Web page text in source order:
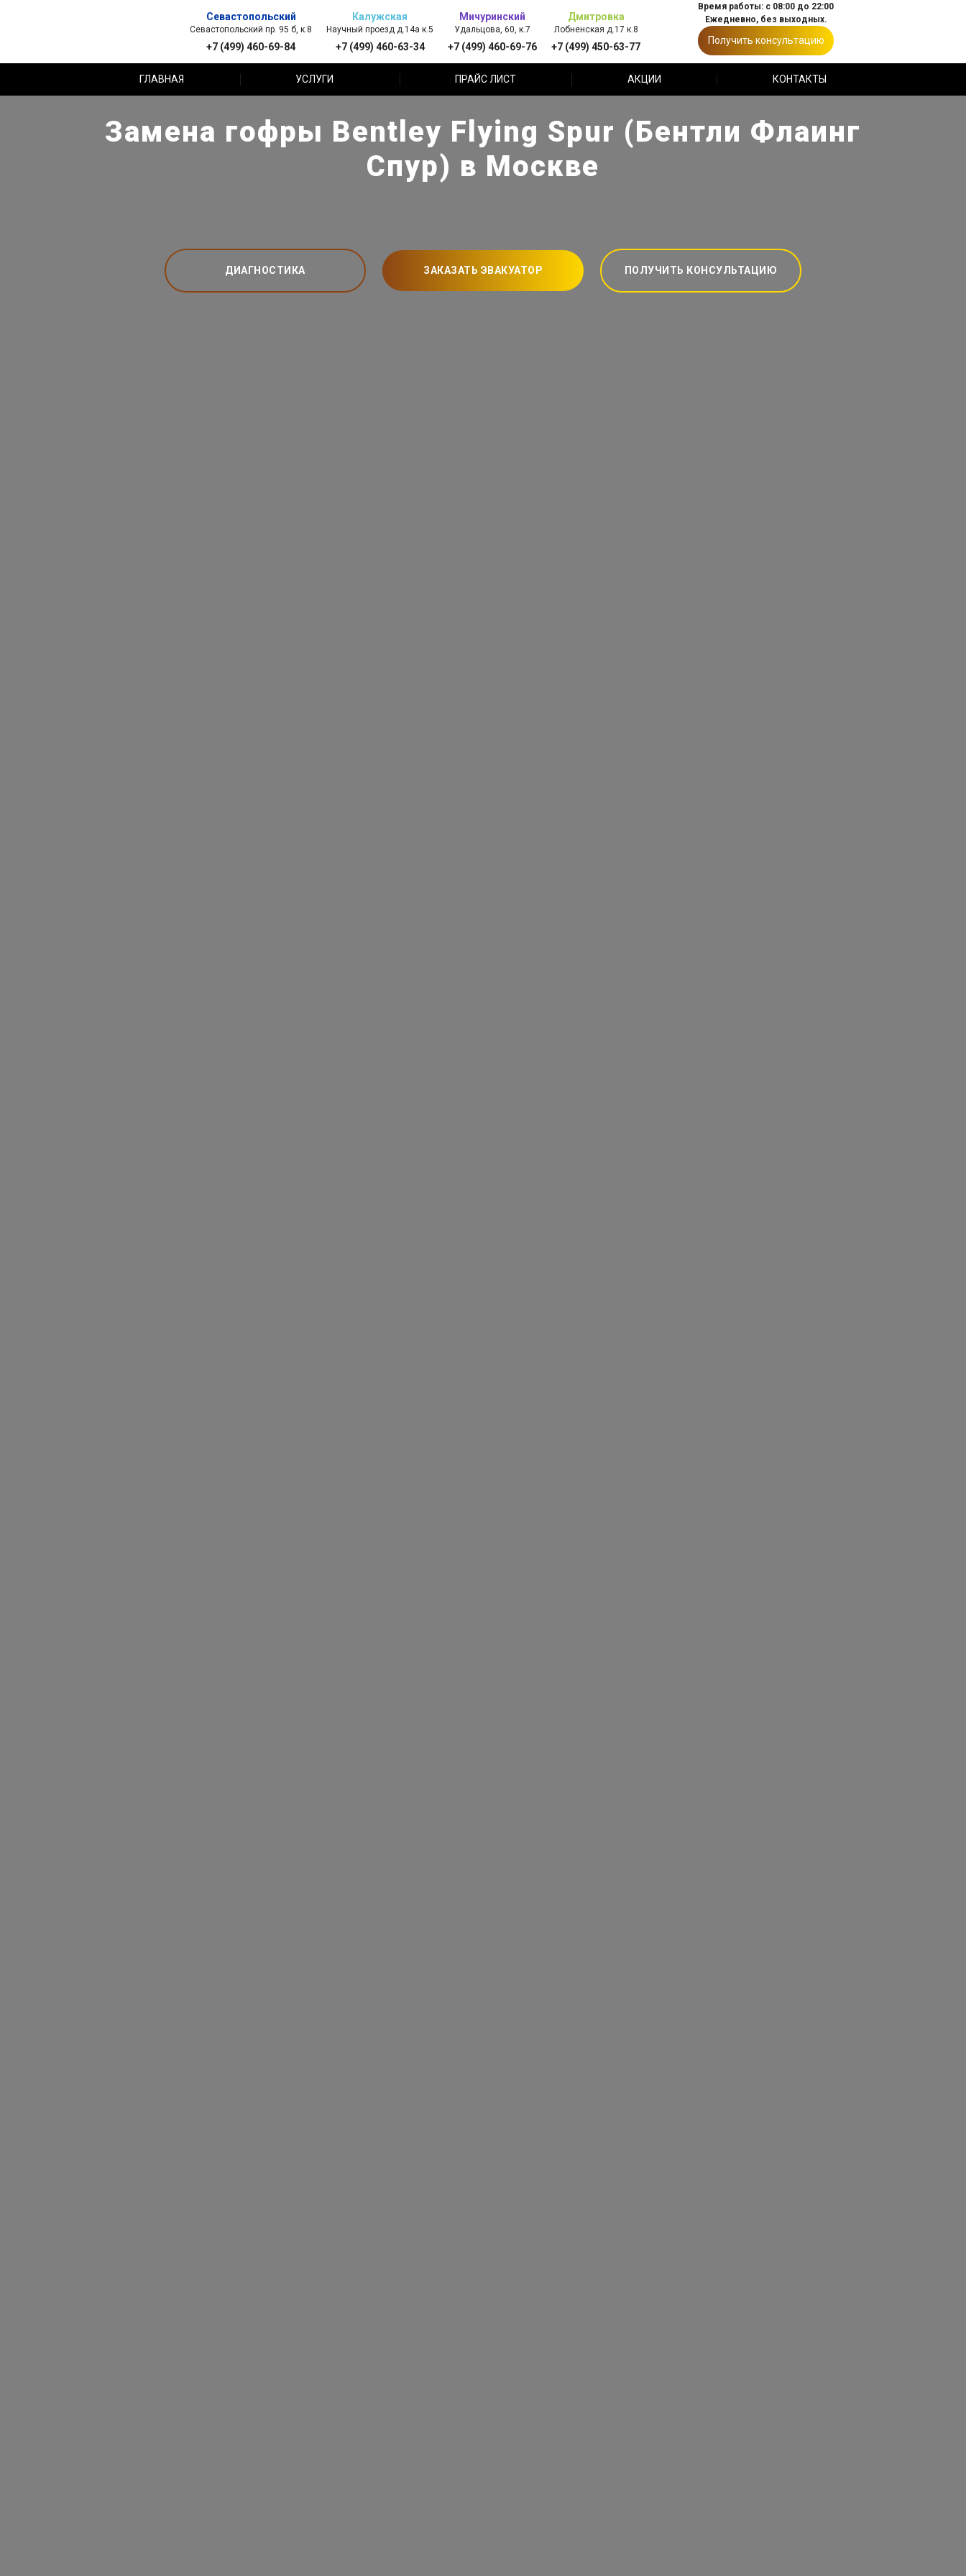
Севастопольский
Севастопольский пр. 95 б, к.8
+7 (499) 460-69-84
Калужская
Научный проезд д.14а к.5
+7 (499) 460-63-34
Мичуринский
Удальцова, 60, к.7
+7 (499) 460-69-76
Дмитровка
Лобненская д.17 к.8
+7 (499) 450-63-77
Время работы: с 08:00 до 22:00
Ежедневно, без выходных.
Получить консультацию
ГЛАВНАЯ УСЛУГИ ПРАЙС ЛИСТ АКЦИИ КОНТАКТЫ
Замена гофры Bentley Flying Spur (Бентли Флаинг
Спур) в Москве
ДИАГНОСТИКА ЗАКАЗАТЬ ЭВАКУАТОР ПОЛУЧИТЬ КОНСУЛЬТАЦИЮ